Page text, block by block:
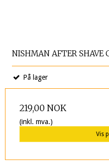
NISHMAN AFTER SHAVE
På lager
219,00 NOK
(inkl. mva.)
Vis